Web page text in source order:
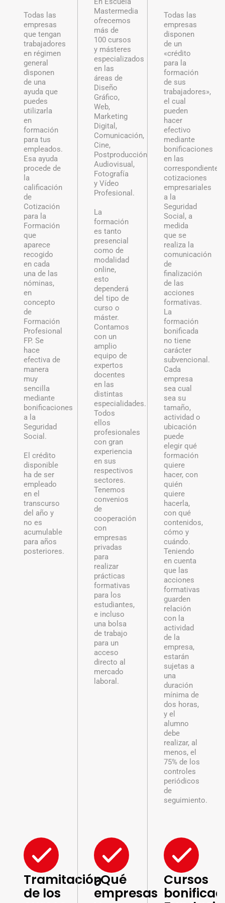
Todas las
empresas
que tengan
trabajadores
en régimen
general
disponen
de una
ayuda que
puedes
utilizarla
en
formación
para tus
empleados.
Esa ayuda
procede de
la
calificación
de
Cotización
para la
Formación
que
aparece
recogido
en cada
una de las
nóminas,
en
concepto
de
Formación
Profesional
FP. Se
hace
efectiva de
manera
muy
sencilla
mediante
bonificaciones
a la
Seguridad
Social.
El crédito
disponible
ha de ser
empleado
en el
transcurso
del año y
no es
acumulable
para años
posteriores.
Mastermedia
ofrecemos
más de
100 cursos
y másteres
especializados
en las
áreas de
Diseño
Gráfico,
Web,
Marketing
Digital,
Comunicación,
Cine,
Postproducción
Audiovisual,
Fotografía
y Vídeo
Profesional.
La
formación
es tanto
presencial
como de
modalidad
online,
esto
dependerá
del tipo de
curso o
máster.
Contamos
con un
amplio
equipo de
expertos
docentes
en las
distintas
especialidades.
Todos
ellos
profesionales
con gran
experiencia
en sus
respectivos
sectores.
Tenemos
convenios
de
cooperación
con
empresas
privadas
para
realizar
prácticas
formativas
para los
estudiantes,
e incluso
una bolsa
de trabajo
para un
acceso
directo al
mercado
laboral.
Todas las
empresas
disponen
de un
«crédito
para la
formación
de sus
trabajadores»,
el cual
pueden
hacer
efectivo
mediante
bonificaciones
en las
correspondientes
cotizaciones
empresariales
a la
Seguridad
Social, a
medida
que se
realiza la
comunicación
de
finalización
de las
acciones
formativas.
La
formación
bonificada
no tiene
carácter
subvencional.
Cada
empresa
sea cual
sea su
tamaño,
actividad o
ubicación
puede
elegir qué
formación
quiere
hacer, con
quién
quiere
hacerla,
con qué
contenidos,
cómo y
cuándo.
Teniendo
en cuenta
que las
acciones
formativas
guarden
relación
con la
actividad
de la
empresa,
estarán
sujetas a
una
duración
mínima de
dos horas,
y el
alumno
debe
realizar, al
menos, el
75% de los
controles
periódicos
de
seguimiento.
Tramitación
de los
¿Qué
empresas
Cursos